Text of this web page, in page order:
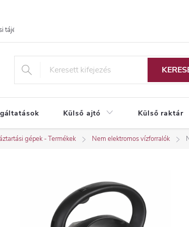
tájékoztató
Külső ajtó Külső raktár
gépek - Termékek Nem elektromos vízforralók